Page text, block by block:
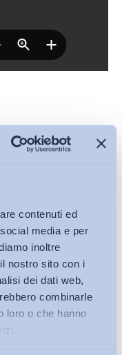
contenuti ed
media e per
inoltre
nostro sito con i
dei dati web,
combinarle
loro o che hanno